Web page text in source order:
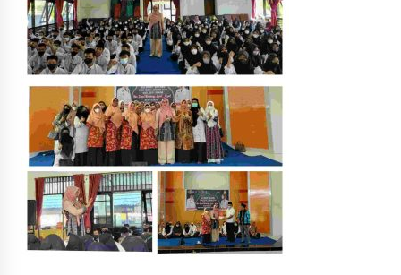
Bupati H. Jarot : Demi Keberlanjutan Pelayanan,
Perumdam Batulanteh Akan Lakukan
Penyesuaian Tarif Air Minum
4 minggu ago
Prestasi Nasional, Polwan Polres Sumbawa
Bripda Vanesa Aprilia Renyaan, Sabet Juara II
Taekwondo Kapolri Cup ke-7
4 minggu ago
Sekretaris Bapperida, Dwi Rahayu, ST,. MM,.
Pimpin Rakor Aksi Konvergensi Percepatan
Penurunan Stunting di Sumbawa